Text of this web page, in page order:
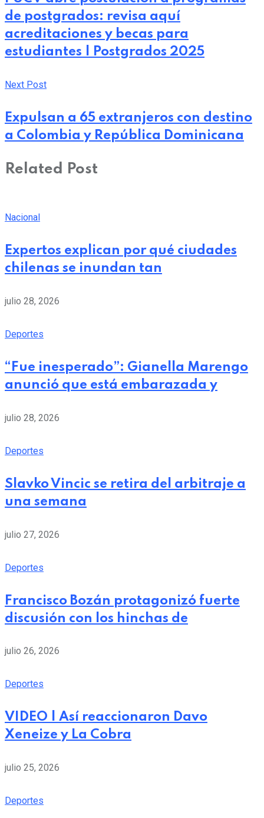
de postgrados: revisa aquí
acreditaciones y becas para
estudiantes | Postgrados 2025
Next Post
Expulsan a 65 extranjeros con destino
a Colombia y República Dominicana
Related Post
Nacional
Expertos explican por qué ciudades
chilenas se inundan tan
julio 28, 2026
Deportes
“Fue inesperado”: Gianella Marengo
anunció que está embarazada y
julio 28, 2026
Deportes
Slavko Vincic se retira del arbitraje a
una semana
julio 27, 2026
Deportes
Francisco Bozán protagonizó fuerte
discusión con los hinchas de
julio 26, 2026
Deportes
VIDEO | Así reaccionaron Davo
Xeneize y La Cobra
julio 25, 2026
Deportes